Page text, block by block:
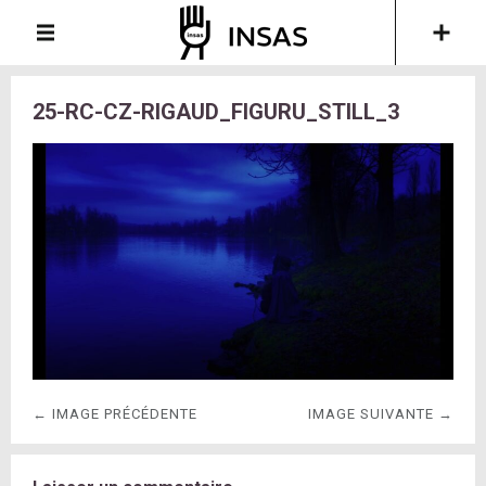
25-RC-CZ-RIGAUD_FIGURU_STILL_3
← IMAGE PRÉCÉDENTE IMAGE SUIVANTE →